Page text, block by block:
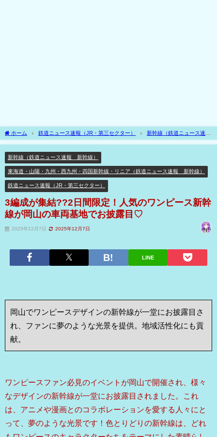
ホーム 鉄道ニュース速報（JR・第三セクター）
新幹線（鉄道ニュース速
報 新幹線）
3編成が集結??2日間限定！人気のワンピース新幹線が岡山の車両基
新幹線（鉄道ニュース速報 新幹線）
東海道・山陽・九州・西九州・四国新幹線・リニア（鉄道ニュース速報 新幹線）
鉄道ニュース速報（JR・第三セクター）
3編成が集結??2日間限定！人気のワンピース新幹
線が岡山の車両基地でお披露目♡
2025年12月7日 2025年12月7日
LINE
岡山でワンピースデザインの新幹線が一堂にお披露目さ
れ、ファンに夢のような光景を提供。地域活性化にも貢
献。
ワンピースファン必見のイベントが岡山で開催され、様々
なデザインの新幹線が一堂にお披露目されました。これ
は、アニメや漫画とのコラボレーションを愛する人々にと
って、夢のような光景です！色とりどりの新幹線は、どれ